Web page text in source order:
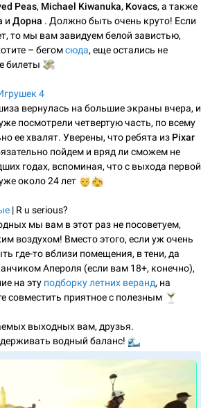
Peas, Michael Kiwanuka, Kovacs, а также
и Дорна . Должно быть очень круто! Если
то мы вам завидуем белой завистью,
– бегомсюда, еще остались не
билеты
4
вернулась на большие экраны вчера, и
посмотрели четвертую часть, по всему
ее хвалят. Уверены, что ребята из Pixar
пойдем и вряд ли сможем не
годах, вспоминая, что с выхода первой
около 24 лет
| R u serious?
мы вам в этот раз не посоветуем,
воздухом! Вместо этого, если уж очень
где-то вблизи помещения, в тени, да
Апероля (если вам 18+, конечно),
на эту подборку летних веранд, на
совместить приятное с полезным
🍸
выходных вам, друзья.
водный баланс!
🌊